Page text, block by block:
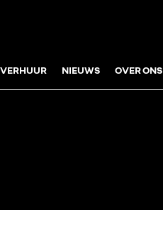
VERHUUR NIEUWS OVER ONS